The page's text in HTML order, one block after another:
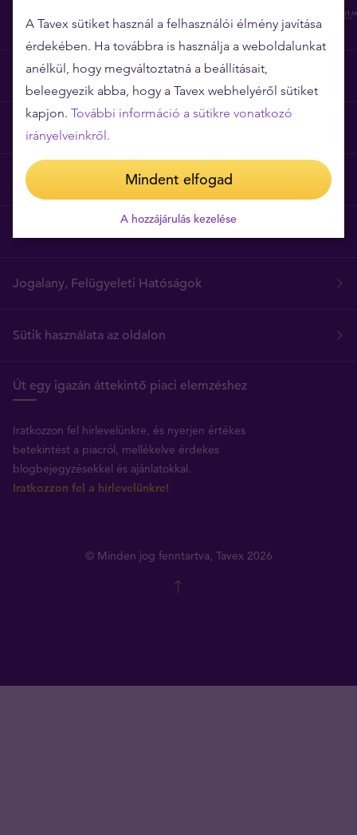
Miért épp a Tavex?
Árgarancia
Gyakori kérdések
Jogalany, Felügyeleti Hatóságok
Sütik használata az oldalon
Út egy igazán áttekintő piaci elemzéshez
Iratkozzon fel hírlevelünkre, és nyerjen értékes
betekintést a piacról, mellékelve érdekes
blogbejegyzésekkel és ajánlatokkal.
Iratkozzon fel a hírlevelünkre!
© Minden jog fenntartva, Tavex 2026
A Tavex sütiket használ a felhasználói élmény javítása
érdekében. Ha továbbra is használja a weboldalunkat
anélkül, hogy megváltoztatná a beállításait,
beleegyezik abba, hogy a Tavex webhelyéről sütiket
kapjon. További információ a sütikre vonatkozó
irányelveinkről.
Mindent elfogad
A hozzájárulás kezelése